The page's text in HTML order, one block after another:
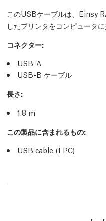
このUSBケーブルは、Einsy
したプリンタをコンピュータ
コネクター:
USB-A
USB-B ケーブル
長さ:
1.8 m
この製品に含まれるもの:
USB cable (1 PC)